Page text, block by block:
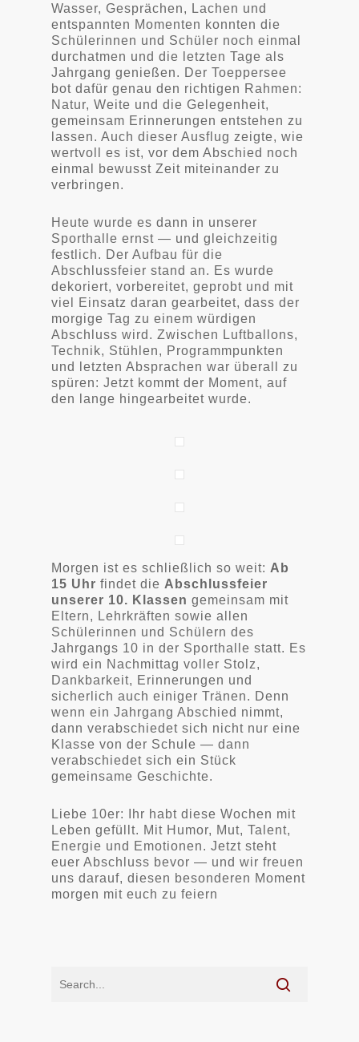
Wasser, Gesprächen, Lachen und
entspannten Momenten konnten die
Schülerinnen und Schüler noch einmal
durchatmen und die letzten Tage als
Jahrgang genießen. Der Toeppersee
bot dafür genau den richtigen Rahmen:
Natur, Weite und die Gelegenheit,
gemeinsam Erinnerungen entstehen zu
lassen. Auch dieser Ausflug zeigte, wie
wertvoll es ist, vor dem Abschied noch
einmal bewusst Zeit miteinander zu
verbringen.
Heute wurde es dann in unserer
Sporthalle ernst — und gleichzeitig
festlich. Der Aufbau für die
Abschlussfeier stand an. Es wurde
dekoriert, vorbereitet, geprobt und mit
viel Einsatz daran gearbeitet, dass der
morgige Tag zu einem würdigen
Abschluss wird. Zwischen Luftballons,
Technik, Stühlen, Programmpunkten
und letzten Absprachen war überall zu
spüren: Jetzt kommt der Moment, auf
den lange hingearbeitet wurde.
Morgen ist es schließlich so weit: Ab
15 Uhr findet die Abschlussfeier
unserer 10. Klassen gemeinsam mit
Eltern, Lehrkräften sowie allen
Schülerinnen und Schülern des
Jahrgangs 10 in der Sporthalle statt. Es
wird ein Nachmittag voller Stolz,
Dankbarkeit, Erinnerungen und
sicherlich auch einiger Tränen. Denn
wenn ein Jahrgang Abschied nimmt,
dann verabschiedet sich nicht nur eine
Klasse von der Schule — dann
verabschiedet sich ein Stück
gemeinsame Geschichte.
Liebe 10er: Ihr habt diese Wochen mit
Leben gefüllt. Mit Humor, Mut, Talent,
Energie und Emotionen. Jetzt steht
euer Abschluss bevor — und wir freuen
uns darauf, diesen besonderen Moment
morgen mit euch zu feiern